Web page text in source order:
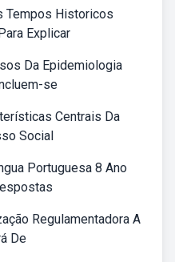
Tempos Historicos
Explicar
Da Epidemiologia
se
Centrais Da
Social
Portuguesa 8 Ano
Regulamentadora A
De